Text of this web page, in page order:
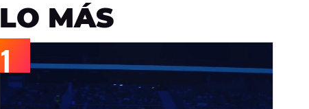
LO MÁS